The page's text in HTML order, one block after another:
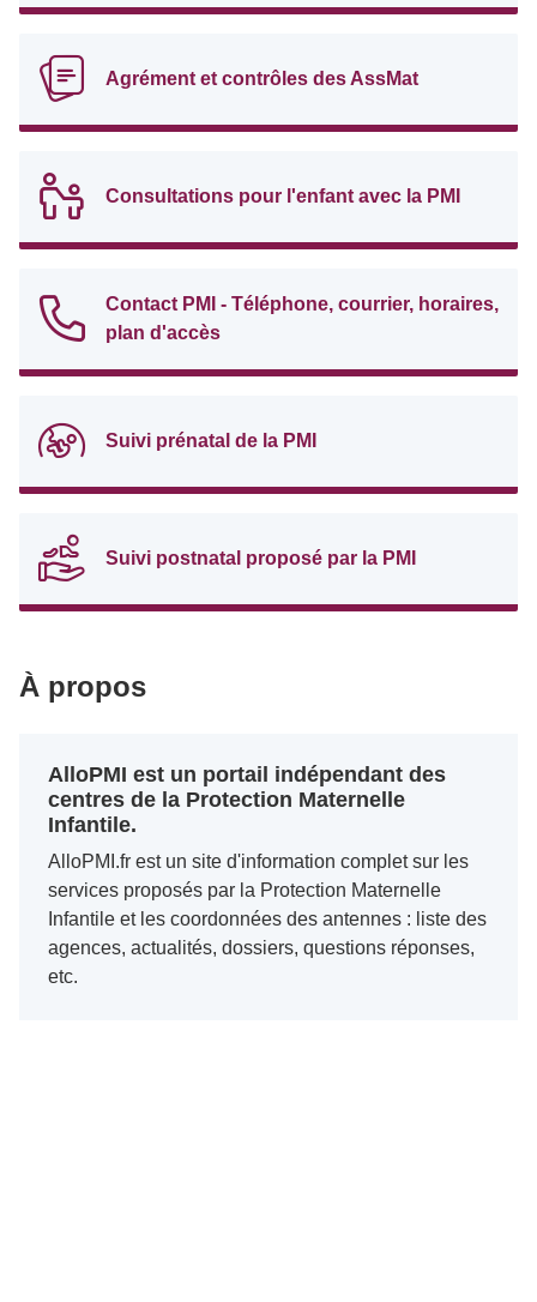
Agrément et contrôles des AssMat
Consultations pour l'enfant avec la PMI
Contact PMI - Téléphone, courrier, horaires,
plan d'accès
Suivi prénatal de la PMI
Suivi postnatal proposé par la PMI
À propos
AlloPMI est un portail indépendant des
centres de la Protection Maternelle
Infantile.
AlloPMI.fr est un site d'information complet sur les
services proposés par la Protection Maternelle
Infantile et les coordonnées des antennes : liste des
agences, actualités, dossiers, questions réponses,
etc.